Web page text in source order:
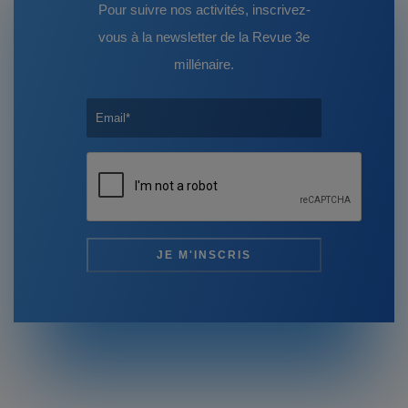
Pour suivre nos activités, inscrivez-
vous à la newsletter de la Revue 3e
millénaire.